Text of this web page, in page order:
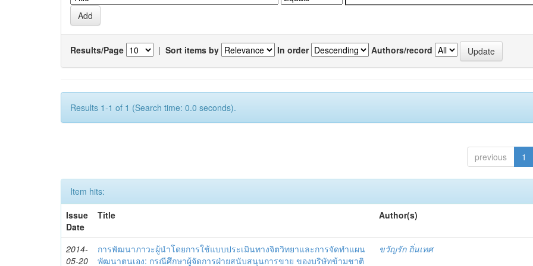
Results/Page | Sort items by In order Authors/record
Results 1-1 of 1 (Search time: 0.0 seconds).
previous 1
Item hits:
Issue
Date
Title Author(s)
2014-
05-20
การพัฒนาภาวะผู้นำโดยการใช้แบบประเมินทางจิตวิทยาและการจัดทำแผน
พัฒนาตนเอง: กรณีศึกษาผู้จัดการฝ่ายสนับสนุนการขาย ของบริษัทข้ามชาติ
ขวัญรัก ถิ่นเทศ